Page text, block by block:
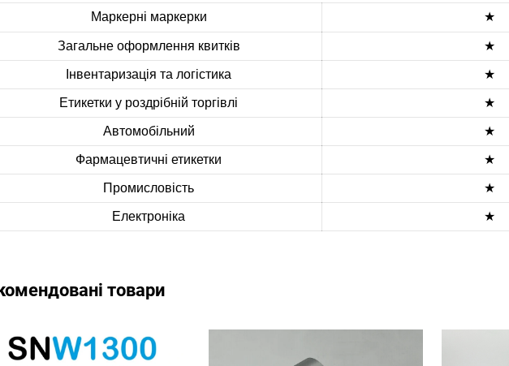
Маркерні маркерки ★
Загальне оформлення квитків ★
Інвентаризація та логістика ★
Етикетки у роздрібній торгівлі ★
Автомобільний ★
Фармацевтичні етикетки ★
Промисловість ★
Електроніка ★
товари